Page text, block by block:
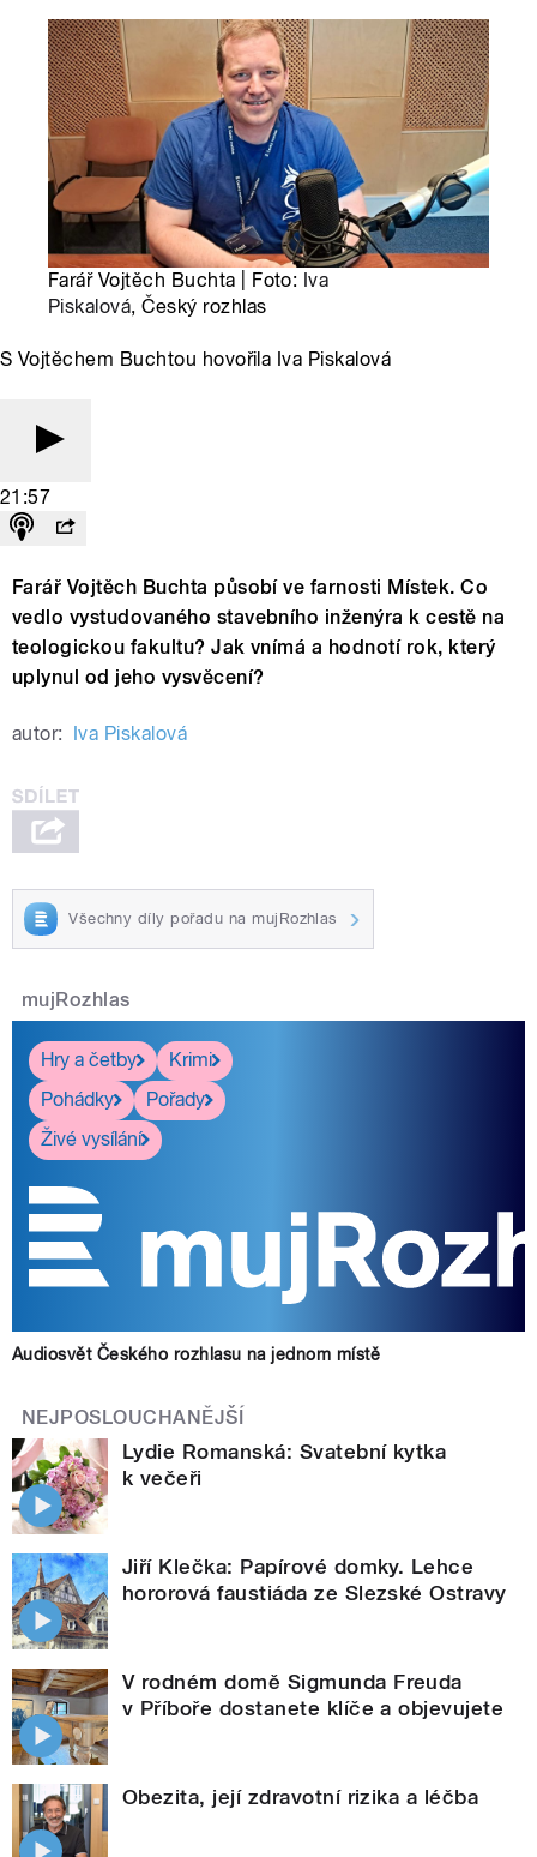
Farář Vojtěch Buchta | Foto: Iva
Piskalová, Český rozhlas
S Vojtěchem Buchtou hovořila Iva Piskalová
21:57
Farář Vojtěch Buchta působí ve farnosti Místek. Co
vedlo vystudovaného stavebního inženýra k cestě na
teologickou fakultu? Jak vnímá a hodnotí rok, který
uplynul od jeho vysvěcení?
autor: Iva Piskalová
Všechny díly pořadu na mujRozhlas
mujRozhlas
Hry a četby
Krimi
Pohádky
Pořady
Živé vysílání
Audiosvět Českého rozhlasu na jednom místě
NEJPOSLOUCHANĚJŠÍ
Lydie Romanská: Svatební kytka
k večeři
Jiří Klečka: Papírové domky. Lehce
hororová faustiáda ze Slezské Ostravy
V rodném domě Sigmunda Freuda
v Příboře dostanete klíče a objevujete
Obezita, její zdravotní rizika a léčba